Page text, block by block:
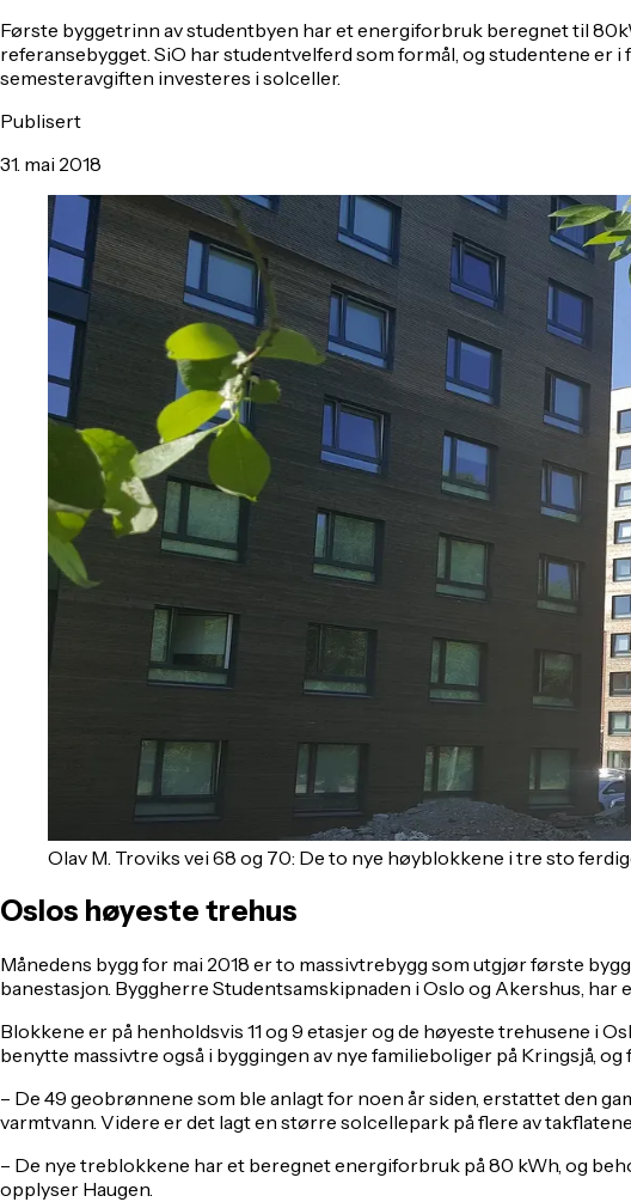
Første byggetrinn av studentbyen har et energiforbruk beregnet til
referansebygget. SiO har studentvelferd som formål, og studentene er
semesteravgiften investeres i solceller.
Publisert
31. mai 2018
Olav M. Troviks vei 68 og 70: De to nye høyblokkene i tre sto
Oslos høyeste trehus
Månedens bygg for mai 2018 er to massivtrebygg som utgjør første
banestasjon. Byggherre Studentsamskipnaden i Oslo og Akershus, har
Blokkene er på henholdsvis 11 og 9 etasjer og de høyeste trehusene i
benytte massivtre også i byggingen av nye familieboliger på Kringsjå,
– De 49 geobrønnene som ble anlagt for noen år siden, erstattet den
varmtvann. Videre er det lagt en større solcellepark på flere av takflatene.
– De nye treblokkene har et beregnet energiforbruk på 80 kWh, og
opplyser Haugen.